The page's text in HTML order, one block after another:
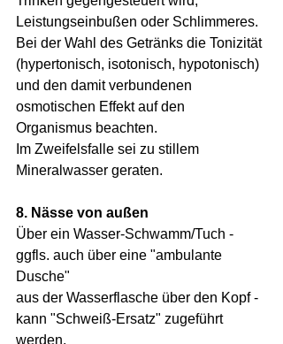
Leistungseinbußen oder Schlimmeres.
Bei der Wahl des Getränks die Tonizität
(hypertonisch, isotonisch, hypotonisch)
und den damit verbundenen
osmotischen Effekt auf den
Organismus beachten.
Im Zweifelsfalle sei zu stillem
Mineralwasser geraten.
8. Nässe von außen
Über ein Wasser-Schwamm/Tuch -
ggfls. auch über eine "ambulante
Dusche"
aus der Wasserflasche über den Kopf -
kann "Schweiß-Ersatz" zugeführt
werden.